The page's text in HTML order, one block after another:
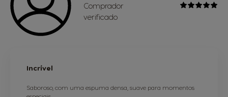
Comprador
verificado
Incrível
Saboroso, com uma espuma densa, suave para momentos